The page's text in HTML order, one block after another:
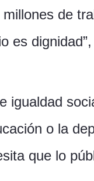
de
es
igualdad
o la
que lo